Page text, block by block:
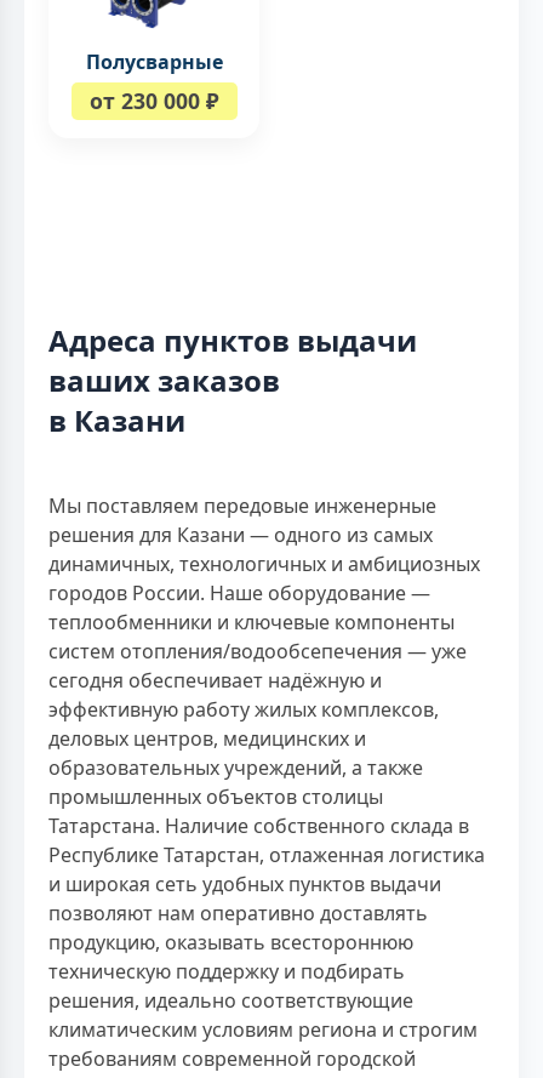
Полусварные
от 230 000 ₽
Адреса пунктов выдачи
ваших заказов
в Казани
Мы поставляем передовые инженерные
решения для Казани — одного из самых
динамичных, технологичных и амбициозных
городов России. Наше оборудование —
теплообменники и ключевые компоненты
систем отопления/водообсепечения — уже
сегодня обеспечивает надёжную и
эффективную работу жилых комплексов,
деловых центров, медицинских и
образовательных учреждений, а также
промышленных объектов столицы
Татарстана. Наличие собственного склада в
Республике Татарстан, отлаженная логистика
и широкая сеть удобных пунктов выдачи
позволяют нам оперативно доставлять
продукцию, оказывать всестороннюю
техническую поддержку и подбирать
решения, идеально соответствующие
климатическим условиям региона и строгим
требованиям современной городской